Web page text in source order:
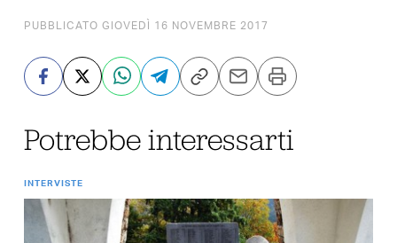
PUBBLICATO GIOVEDÌ 16 NOVEMBRE 2017
Potrebbe interessarti
INTERVISTE